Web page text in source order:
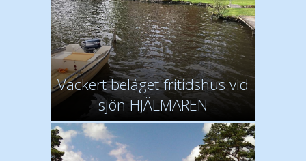
Vackert beläget fritidshus vid
sjön HJÄLMAREN